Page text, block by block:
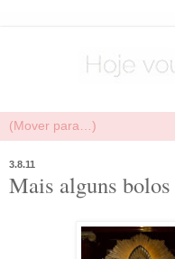
3.8.11
Mais alguns bolos